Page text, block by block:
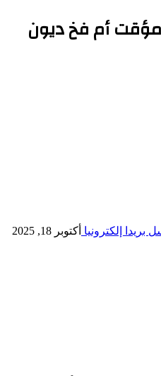
مؤقت أم فخ ديون
بريدا إلكترونيا أكتوبر 18, 2025